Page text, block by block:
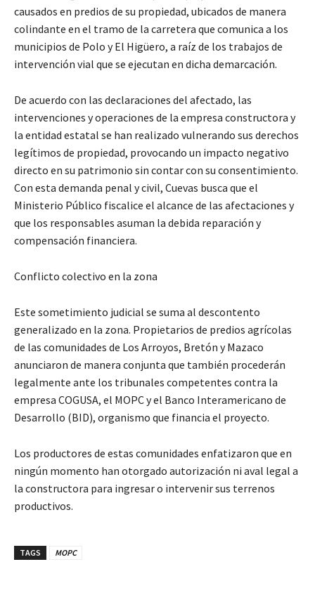
causados en predios de su propiedad, ubicados de manera
colindante en el tramo de la carretera que comunica a los
municipios de Polo y El Higüero, a raíz de los trabajos de
intervención vial que se ejecutan en dicha demarcación.
De acuerdo con las declaraciones del afectado, las
intervenciones y operaciones de la empresa constructora y
la entidad estatal se han realizado vulnerando sus derechos
legítimos de propiedad, provocando un impacto negativo
directo en su patrimonio sin contar con su consentimiento.
Con esta demanda penal y civil, Cuevas busca que el
Ministerio Público fiscalice el alcance de las afectaciones y
que los responsables asuman la debida reparación y
compensación financiera.
Conflicto colectivo en la zona
Este sometimiento judicial se suma al descontento
generalizado en la zona. Propietarios de predios agrícolas
de las comunidades de Los Arroyos, Bretón y Mazaco
anunciaron de manera conjunta que también procederán
legalmente ante los tribunales competentes contra la
empresa COGUSA, el MOPC y el Banco Interamericano de
Desarrollo (BID), organismo que financia el proyecto.
Los productores de estas comunidades enfatizaron que en
ningún momento han otorgado autorización ni aval legal a
la constructora para ingresar o intervenir sus terrenos
productivos.
TAGS MOPC